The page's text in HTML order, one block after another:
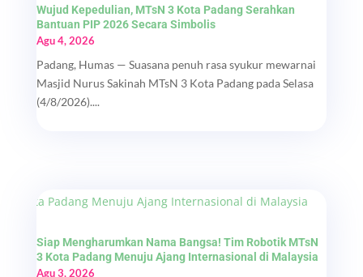
Wujud Kepedulian, MTsN 3 Kota Padang Serahkan
Bantuan PIP 2026 Secara Simbolis
Agu 4, 2026
Padang, Humas — Suasana penuh rasa syukur mewarnai
Masjid Nurus Sakinah MTsN 3 Kota Padang pada Selasa
(4/8/2026)....
Siap Mengharumkan Nama Bangsa! Tim Robotik MTsN
3 Kota Padang Menuju Ajang Internasional di Malaysia
Agu 3, 2026